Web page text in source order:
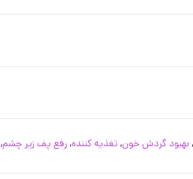
, بهبود گردش خون, تغذیه کننده, رفع پف زیر چشم,